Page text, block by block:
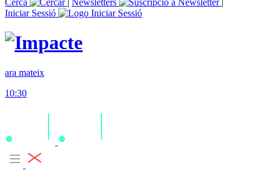
Cerca
| Newsletters
|
Iniciar Sessió
ara mateix
10:30